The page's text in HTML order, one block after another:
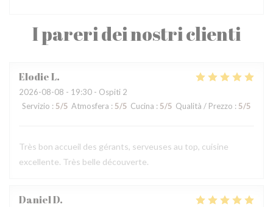
I pareri dei nostri clienti
ElodieL
2026-08-08 - 19:30 - Ospiti 2
Servizio : 5/5 Atmosfera : 5/5 Cucina : 5/5 Qualità / Prezzo : 5/5
Très bon accueil des gérants, serveuses au top, cuisine
excellente. Très belle découverte.
DanielD